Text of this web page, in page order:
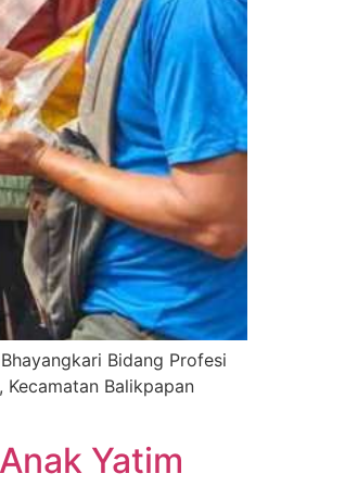
Bidang Profesi
Balikpapan
Yatim